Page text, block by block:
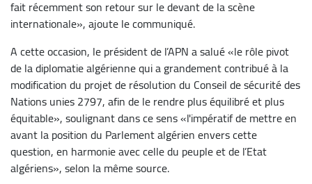
fait récemment son retour sur le devant de la scène
internationale», ajoute le communiqué.
A cette occasion, le président de l’APN a salué «le rôle pivot
de la diplomatie algérienne qui a grandement contribué à la
modification du projet de résolution du Conseil de sécurité des
Nations unies 2797, afin de le rendre plus équilibré et plus
équitable», soulignant dans ce sens «l'impératif de mettre en
avant la position du Parlement algérien envers cette
question, en harmonie avec celle du peuple et de l’Etat
algériens», selon la même source.